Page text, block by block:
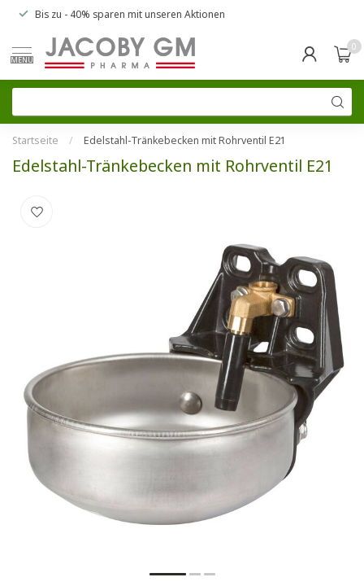
Bis zu - 40% sparen mit unseren Aktionen
MENU
0
Startseite / Edelstahl-Tränkebecken mit Rohrventil E21
Edelstahl-Tränkebecken mit Rohrventil E21